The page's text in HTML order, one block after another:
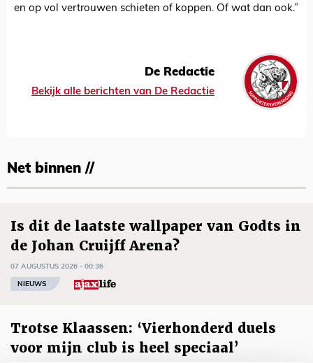
en op vol vertrouwen schieten of koppen. Of wat dan ook.”
De Redactie
Bekijk alle berichten van De Redactie
Net binnen //
Is dit de laatste wallpaper van Godts in
de Johan Cruijff Arena?
07 AUGUSTUS 2026 - 00:36
NIEUWS
Trotse Klaassen: ‘Vierhonderd duels
voor mijn club is heel speciaal’